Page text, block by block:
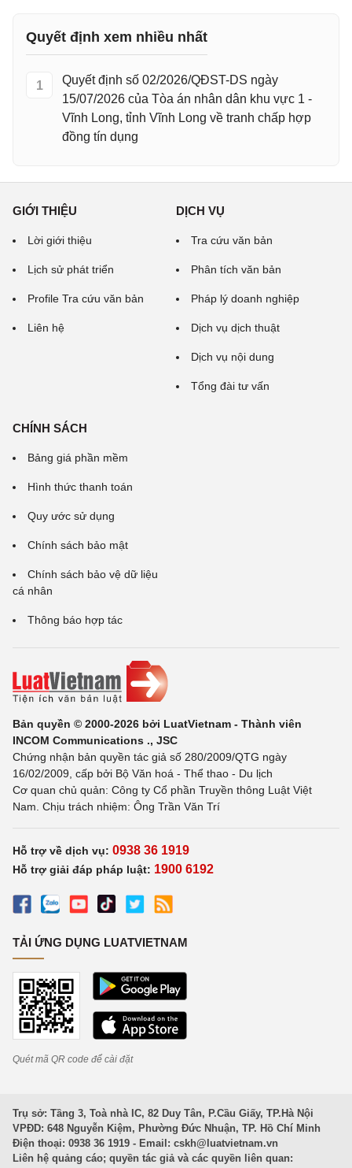
Quyết định xem nhiều nhất
1
Quyết định số 02/2026/QĐST-DS ngày
15/07/2026 của Tòa án nhân dân khu vực 1 -
Vĩnh Long, tỉnh Vĩnh Long về tranh chấp hợp
đồng tín dụng
GIỚI THIỆU
Lời giới thiệu
Lịch sử phát triển
Profile Tra cứu văn bản
Liên hệ
DỊCH VỤ
Tra cứu văn bản
Phân tích văn bản
Pháp lý doanh nghiệp
Dịch vụ dịch thuật
Dịch vụ nội dung
Tổng đài tư vấn
CHÍNH SÁCH
Bảng giá phần mềm
Hình thức thanh toán
Quy ước sử dụng
Chính sách bảo mật
Chính sách bảo vệ dữ liệu
cá nhân
Thông báo hợp tác
Bản quyền © 2000-2026 bởi LuatVietnam - Thành viên
INCOM Communications ., JSC
Chứng nhận bản quyền tác giả số 280/2009/QTG ngày
16/02/2009, cấp bởi Bộ Văn hoá - Thể thao - Du lịch
Cơ quan chủ quản: Công ty Cổ phần Truyền thông Luật Việt
Nam. Chịu trách nhiệm: Ông Trần Văn Trí
Hỗ trợ về dịch vụ: 0938 36 1919
Hỗ trợ giải đáp pháp luật: 1900 6192
TẢI ỨNG DỤNG LUATVIETNAM
Quét mã QR code để cài đặt
Trụ sở: Tầng 3, Toà nhà IC, 82 Duy Tân, P.Cầu Giấy, TP.Hà Nội
VPĐD: 648 Nguyễn Kiệm, Phường Đức Nhuận, TP. Hồ Chí Minh
Điện thoại: 0938 36 1919 - Email: cskh@luatvietnam.vn
Liên hệ quảng cáo; quyền tác giả và các quyền liên quan: